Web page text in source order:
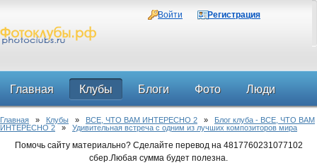
Войти Регистрация
Главная Клубы Блоги Фото Люди
Форум
Главная » Клубы » ВСЕ, ЧТО ВАМ ИНТЕРЕСНО 2 » Блог клуба - ВСЕ, ЧТО ВАМ
ИНТЕРЕСНО 2 » Удивительная встреча с одним из лучших композиторов мира
Помочь сайту материально? Сделайте перевод на 4817760231077102
сбер.Любая сумма будет полезна.